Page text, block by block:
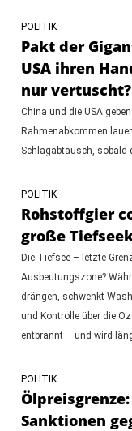
POLITIK
Pakt der
USA ihren
nur vertuscht?
China und die USA
Rahmenabkommen
Schlagabtausch, sobald
POLITIK
Rohstoffgier
große
Die Tiefsee – letzte
Ausbeutungszone?
drängen, schwenkt
und Kontrolle über die
entbrannt – und wird
POLITIK
Sanktionen